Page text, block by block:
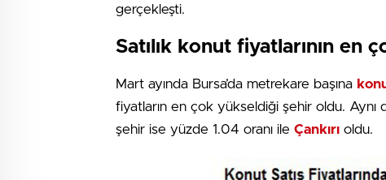
gerçekleşti.
Satılık konut fiyatlarının en
Mart ayında Bursa’da metrekare başına
fiyatların en çok yükseldiği şehir oldu. Aynı
şehir ise yüzde 1.04 oranı ile Çankırı oldu.